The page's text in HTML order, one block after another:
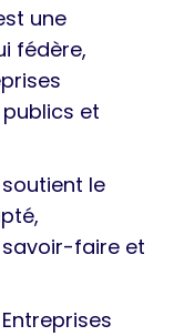
une
fédère,
et
soutient le
faire et